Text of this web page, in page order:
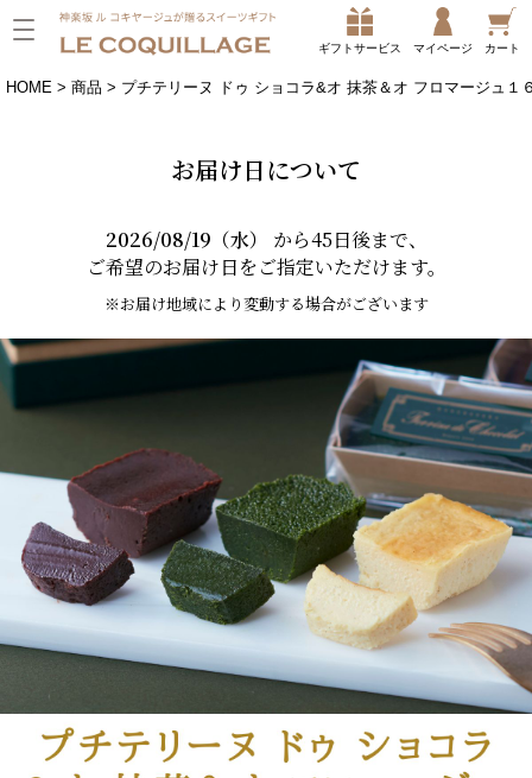
ギフトサービス マイページ カート
HOME 商品 プチテリーヌ ドゥ ショコラ&オ 抹茶＆オ フロマージュ１
お届け日について
2026/08/19（水）
から45日後まで、
ご希望のお届け日をご指定いただけます。
※お届け地域により変動する場合がございます